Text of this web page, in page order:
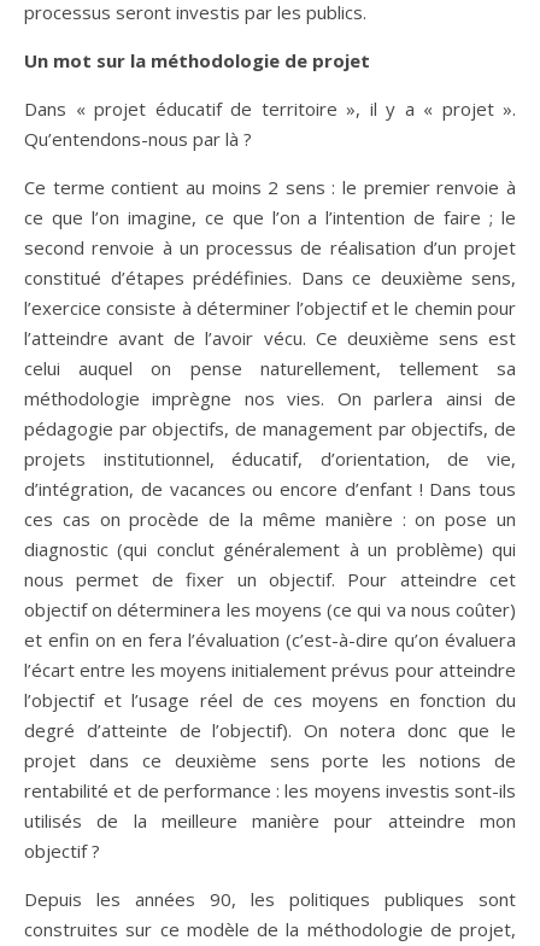
processus seront investis par les publics.
Un mot sur la méthodologie de projet
Dans « projet éducatif de territoire », il y a « projet ».
Qu’entendons-nous par là ?
Ce terme contient au moins 2 sens : le premier renvoie à
ce que l’on imagine, ce que l’on a l’intention de faire ; le
second renvoie à un processus de réalisation d’un projet
constitué d’étapes prédéfinies. Dans ce deuxième sens,
l’exercice consiste à déterminer l’objectif et le chemin pour
l’atteindre avant de l’avoir vécu. Ce deuxième sens est
celui auquel on pense naturellement, tellement sa
méthodologie imprègne nos vies. On parlera ainsi de
pédagogie par objectifs, de management par objectifs, de
projets institutionnel, éducatif, d’orientation, de vie,
d’intégration, de vacances ou encore d’enfant ! Dans tous
ces cas on procède de la même manière : on pose un
diagnostic (qui conclut généralement à un problème) qui
nous permet de fixer un objectif. Pour atteindre cet
objectif on déterminera les moyens (ce qui va nous coûter)
et enfin on en fera l’évaluation (c’est-à-dire qu’on évaluera
l’écart entre les moyens initialement prévus pour atteindre
l’objectif et l’usage réel de ces moyens en fonction du
degré d’atteinte de l’objectif). On notera donc que le
projet dans ce deuxième sens porte les notions de
rentabilité et de performance : les moyens investis sont-ils
utilisés de la meilleure manière pour atteindre mon
objectif ?
Depuis les années 90, les politiques publiques sont
construites sur ce modèle de la méthodologie de projet,